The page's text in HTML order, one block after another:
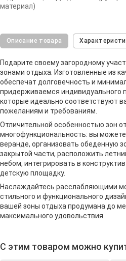
материал)
Описание товара
Подарите своему загородному
зонами отдыха. Изготовленные из
обеспечат долговечность и
придерживаемся индивидуального
которые идеально соответствуют
пожеланиям и требованиям.
Отличительной особенностью зон
многофункциональность: вы
веранде, организовать обеденную
закрытой части, расположить
небом, интегрировать в
детскую площадку.
Наслаждайтесь расслабляющими
стильного и функционального
вашей зоны отдыха продумана до
максимального удовольствия.
С этим товаром можно